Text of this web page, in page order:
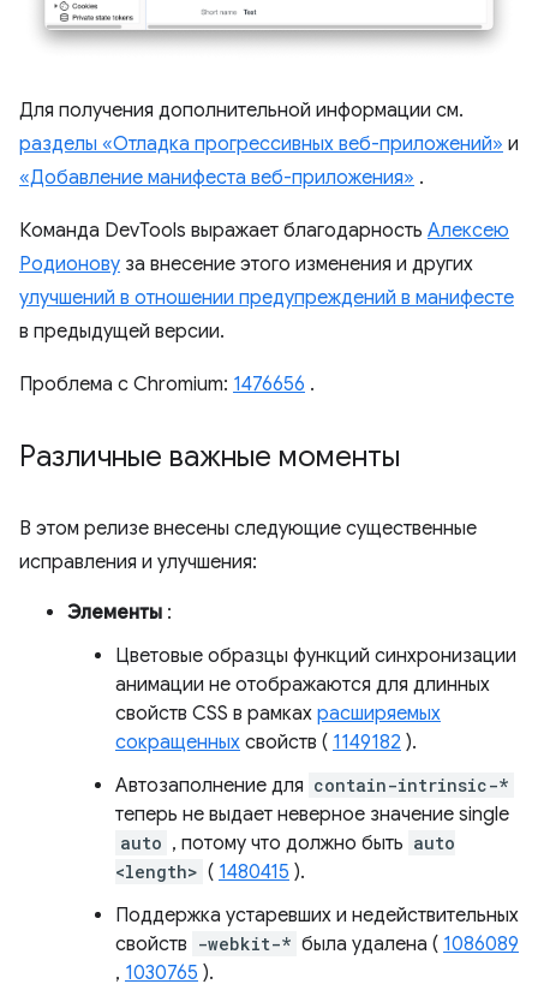
Для получения дополнительной информации см.
разделы «Отладка прогрессивных веб-приложений» и
«Добавление манифеста веб-приложения» .
Команда DevTools выражает благодарность Алексею
Родионову за внесение этого изменения и других
улучшений в отношении предупреждений в манифесте
в предыдущей версии.
Проблема с Chromium: 1476656 .
Различные важные моменты
В этом релизе внесены следующие существенные
исправления и улучшения:
Элементы :
Цветовые образцы функций синхронизации
анимации не отображаются для длинных
свойств CSS в рамках расширяемых
сокращенных свойств ( 1149182 ).
Автозаполнение для contain-intrinsic-*
теперь не выдает неверное значение single
auto , потому что должно быть auto
<length> ( 1480415 ).
Поддержка устаревших и недействительных
свойств -webkit-* была удалена ( 1086089
, 1030765 ).